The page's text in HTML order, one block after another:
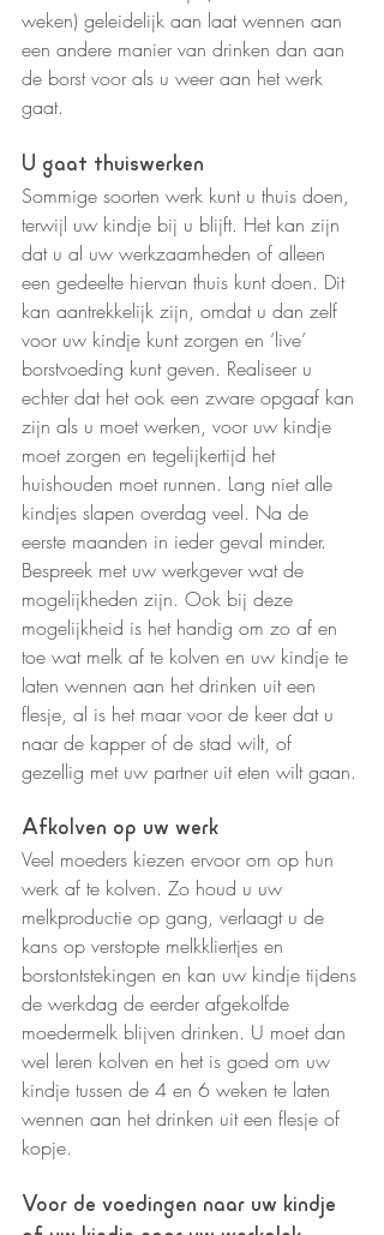
weken) geleidelijk aan laat wennen aan
een andere manier van drinken dan aan
de borst voor als u weer aan het werk
gaat.
U gaat thuiswerken
Sommige soorten werk kunt u thuis doen,
terwijl uw kindje bij u blijft. Het kan zijn
dat u al uw werkzaamheden of alleen
een gedeelte hiervan thuis kunt doen. Dit
kan aantrekkelijk zijn, omdat u dan zelf
voor uw kindje kunt zorgen en ‘live’
borstvoeding kunt geven. Realiseer u
echter dat het ook een zware opgaaf kan
zijn als u moet werken, voor uw kindje
moet zorgen en tegelijkertijd het
huishouden moet runnen. Lang niet alle
kindjes slapen overdag veel. Na de
eerste maanden in ieder geval minder.
Bespreek met uw werkgever wat de
mogelijkheden zijn. Ook bij deze
mogelijkheid is het handig om zo af en
toe wat melk af te kolven en uw kindje te
laten wennen aan het drinken uit een
flesje, al is het maar voor de keer dat u
naar de kapper of de stad wilt, of
gezellig met uw partner uit eten wilt gaan.
Afkolven op uw werk
Veel moeders kiezen ervoor om op hun
werk af te kolven. Zo houd u uw
melkproductie op gang, verlaagt u de
kans op verstopte melkkliertjes en
borstontstekingen en kan uw kindje tijdens
de werkdag de eerder afgekolfde
moedermelk blijven drinken. U moet dan
wel leren kolven en het is goed om uw
kindje tussen de 4 en 6 weken te laten
wennen aan het drinken uit een flesje of
kopje.
Voor de voedingen naar uw kindje